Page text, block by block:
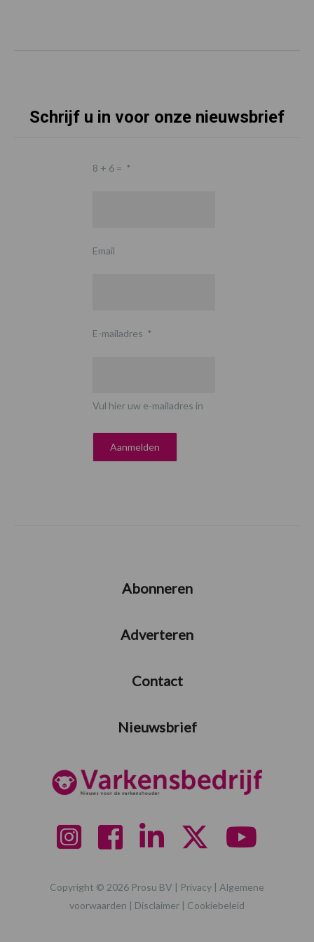
Schrijf u in voor onze nieuwsbrief
8 + 6 = *
Email
E-mailadres *
Vul hier uw e-mailadres in
Abonneren
Adverteren
Contact
Nieuwsbrief
Copyright © 2026 Prosu BV | Privacy | Algemene
voorwaarden | Disclaimer | Cookiebeleid